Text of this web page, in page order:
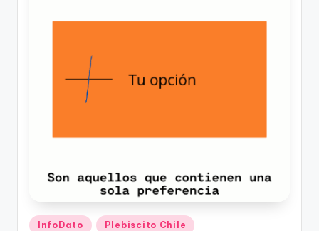
Publicado
InfoDato Plebiscito Chile